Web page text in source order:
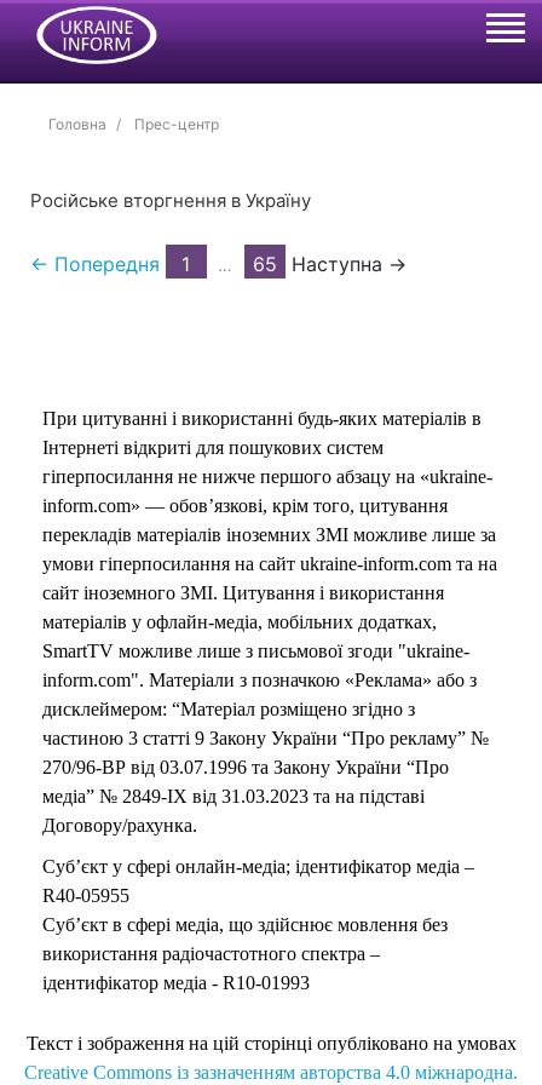
Головна Прес-центр
Російське вторгнення в Україну
← Попередня 1 … 65 Наступна →
При цитуванні і використанні будь-яких матеріалів в
Інтернеті відкриті для пошукових систем
гіперпосилання не нижче першого абзацу на «ukraine-
inform.com» — обов’язкові, крім того, цитування
перекладів матеріалів іноземних ЗМІ можливе лише за
умови гіперпосилання на сайт ukraine-inform.com та на
сайт іноземного ЗМІ. Цитування і використання
матеріалів у офлайн-медіа, мобільних додатках,
SmartTV можливе лише з письмової згоди "ukraine-
inform.com". Матеріали з позначкою «Реклама» або з
дисклеймером: “Матеріал розміщено згідно з
частиною 3 статті 9 Закону України “Про рекламу” №
270/96-ВР від 03.07.1996 та Закону України “Про
медіа” № 2849-IX від 31.03.2023 та на підставі
Договору/рахунка.
Суб’єкт у сфері онлайн-медіа; ідентифікатор медіа –
R40-05955
Суб’єкт в сфері медіа, що здійснює мовлення без
використання радіочастотного спектра –
ідентифікатор медіа - R10-01993
Текст і зображення на цій сторінці опубліковано на умовах
Creative Commons із зазначенням авторства 4.0 міжнародна.